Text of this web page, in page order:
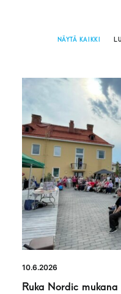
NÄYTÄ KAIKKI
10.6.2026
Ruka Nordic